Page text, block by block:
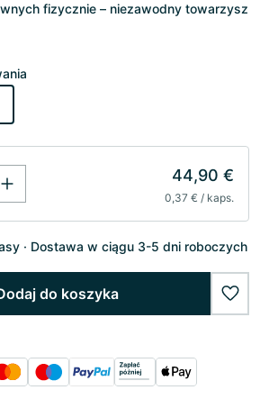
fizycznie – niezawodny towarzysz
44,90 €
0,37 € / kaps.
Dostawa w ciągu 3-5 dni roboczych
do koszyka